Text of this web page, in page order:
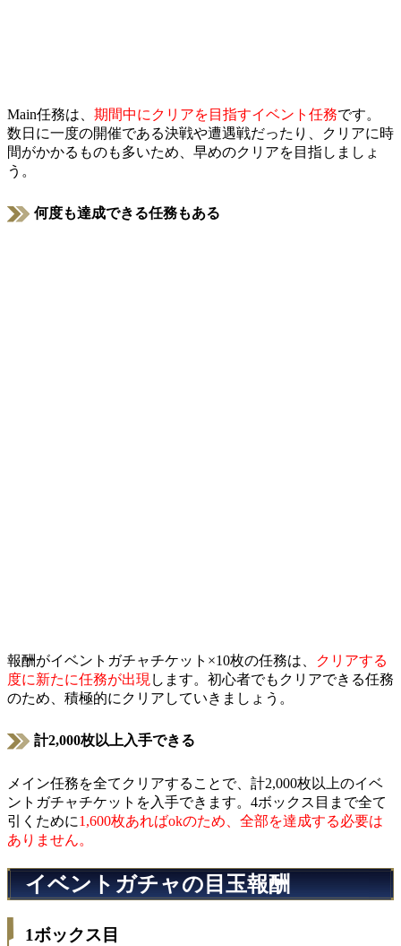
Main任務は、 期間中にクリアを目指すイベント任務です。
数日に一度の開催である決戦や遭遇戦だったり、クリアに時
間がかかるものも多いため、早めのクリアを目指しましょ
う。
何度も達成できる任務もある
報酬がイベントガチャチケット×10枚の任務は、
クリアする
度に新たに任務が出現 します。初心者でもクリアできる任務
のため、積極的にクリアしていきましょう。
計2,000枚以上入手できる
メイン任務を全てクリアすることで、計2,000枚以上のイベ
ントガチャチケットを入手できます。4ボックス目まで全て
引くために1,600枚あればokのため、全部を達成する必要は
ありません。
イベントガチャの目玉報酬
1ボックス目